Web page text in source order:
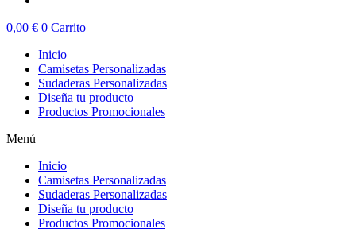
0,00 € 0 Carrito
Inicio
Camisetas Personalizadas
Sudaderas Personalizadas
Diseña tu producto
Productos Promocionales
Menú
Inicio
Camisetas Personalizadas
Sudaderas Personalizadas
Diseña tu producto
Productos Promocionales